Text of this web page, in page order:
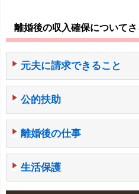
離婚後の収入確保についてさ
元夫に請求できること
公的扶助
離婚後の仕事
生活保護